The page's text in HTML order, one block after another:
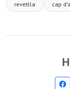
revetlla cap